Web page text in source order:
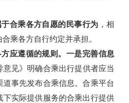
合乘各方自愿的民事行为 ，相
乘各方自行约定并承担。
应遵循的规则 。 一是完善信息
意见》 明确合乘出行提供者应当
事先发布合乘信息。合乘平台
下实际提供服务的合乘出行提供